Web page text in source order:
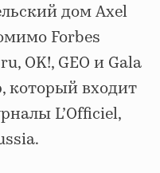
дом Axel
Forbes
OK!, GEO и Gala
который входит
L’Officiel,